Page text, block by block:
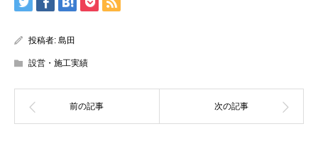
投稿者: 島田
設営・施工実績